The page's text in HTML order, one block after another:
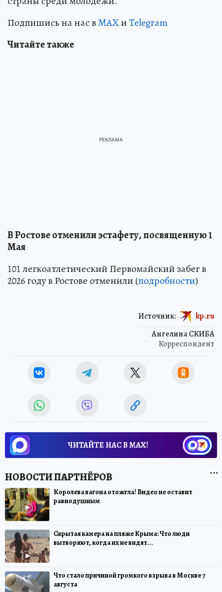
Подпишись на нас вMAXиTelegram
Читайте также
В Ростове отменили эстафету, посвященную 1
Мая
101 легкоатлетический Первомайский забег в
2026 году в Ростове отменили (подробности)
Ангелина СКИБА
Корреспондент
Источник: kp.ru
ЧИТАЙТЕ НАС В МАХ!
Королева вагона отожгла! Видео не оставит
равнодушным
Скрытая камера на пляже Крыма: Что люди
вытворяют, когда их не видят...
Что стало причиной громкого взрыва в Москве 7
августа